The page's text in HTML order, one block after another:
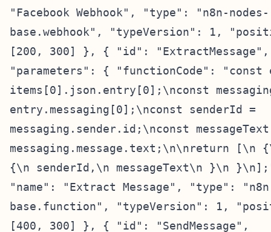
"Facebook Webhook", "type": "n8n-nodes-
base.webhook", "typeVersion": 1,
[200, 300] }, { "id": "ExtractMessage",
"parameters": { "functionCode": "const
items[0].json.entry[0];\nconst
entry.messaging[0];\nconst senderId =
messaging.sender.id;\nconst
messaging.message.text;\n\nreturn [\n
{\n senderId,\n messageText\n }\n
"name": "Extract Message", "type":
base.function", "typeVersion": 1,
[400, 300] }, { "id": "SendMessage",